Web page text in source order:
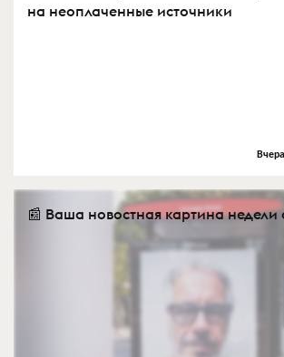
на неоплаченные источники
📰 Ваша новостная картина недели